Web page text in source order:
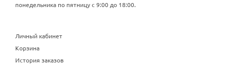
понедельника по пятницу с 9:00 до 18:00.
Личный кабинет
Корзина
История заказов